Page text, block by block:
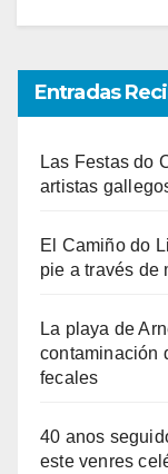
Entradas
Las Festas do
artistas
El Camiño do
pie a través de
La playa de
contaminación
fecales
40 anos
este venres